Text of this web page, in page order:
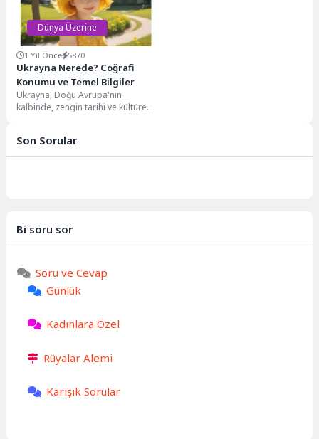
Dünya Üzerine
1 Yıl Önce 5870
Ukrayna Nerede? Coğrafi
Konumu ve Temel Bilgiler
Ukrayna, Doğu Avrupa'nın
kalbinde, zengin tarihi ve kültürel
Son Sorular
Bi soru sor
Soru ve Cevap
Günlük
Kadınlara Özel
Rüyalar Alemi
Karışık Sorular